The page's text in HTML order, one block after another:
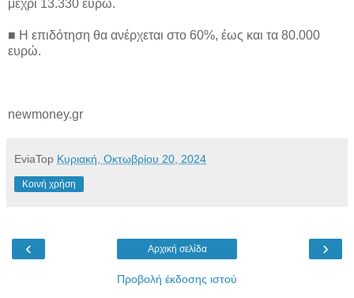
μέχρι 13.330 ευρώ.
■ Η επιδότηση θα ανέρχεται στο 60%, έως και τα 80.000
ευρώ.
newmoney.gr
EviaTop Κυριακή, Οκτωβρίου 20, 2024
Κοινή χρήση
‹ ›
Αρχική σελίδα
Προβολή έκδοσης ιστού